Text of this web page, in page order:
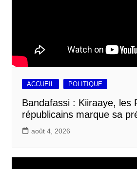
ACCUEIL POLITIQUE
Bandafassi : Kiiraaye, les
républicains marque sa
août 4, 2026